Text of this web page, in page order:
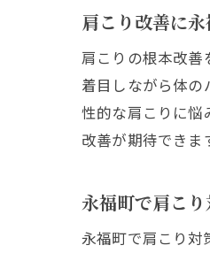
肩こり改善に
肩こりの根本改善
着目しながら体
性的な肩こりに悩
改善が期待できま
永福町で肩こ
永福町で肩こり対